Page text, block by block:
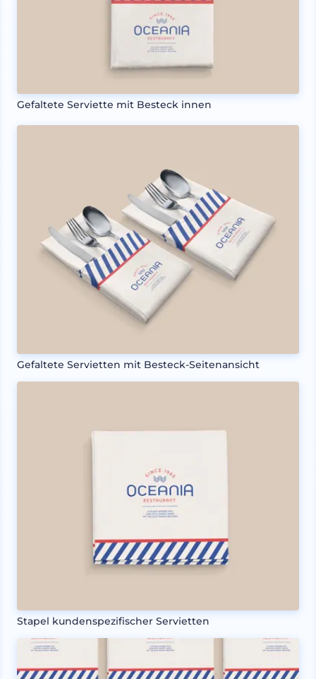
Gefaltete Serviette mit Besteck innen
Gefaltete Servietten mit Besteck-Seitenansicht
Stapel kundenspezifischer Servietten